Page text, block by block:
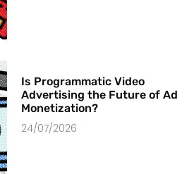
Is Programmatic Video
Advertising the Future of Ad
Monetization?
24/07/2026